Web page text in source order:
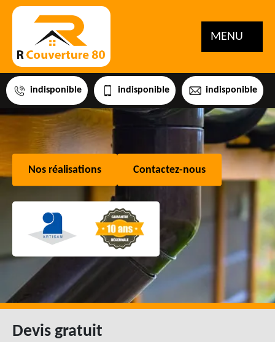
MENU
indisponible indisponible indisponible
Nos réalisations Contactez-nous
Devis gratuit